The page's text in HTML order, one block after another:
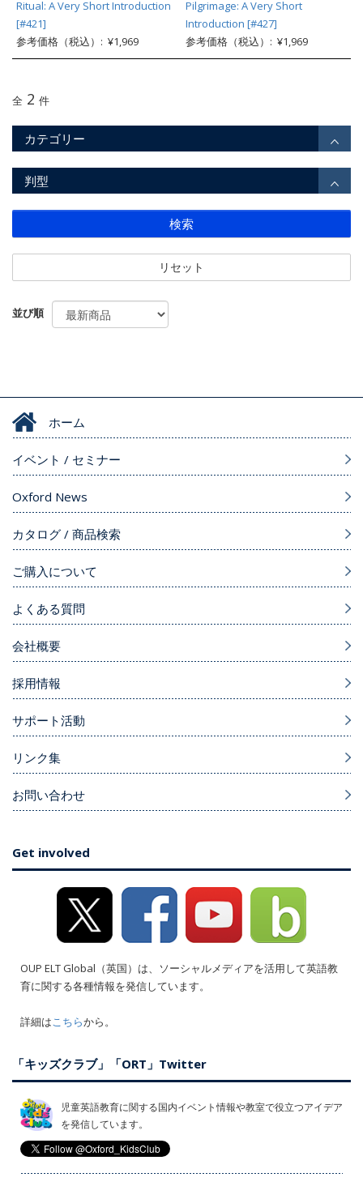
Ritual: A Very Short Introduction
[#421]
参考価格（税込）: ¥1,969
Pilgrimage: A Very Short
Introduction [#427]
参考価格（税込）: ¥1,969
全 2 件
カテゴリー
判型
検索
リセット
並び順
ホーム
イベント / セミナー
Oxford News
カタログ / 商品検索
ご購入について
よくある質問
会社概要
採用情報
サポート活動
リンク集
お問い合わせ
Get involved
OUP ELT Global（英国）は、ソーシャルメディアを活用して英語教
育に関する各種情報を発信しています。
詳細はこちらから。
「キッズクラブ」「ORT」Twitter
児童英語教育に関する国内イベント情報や教室で役立つアイデア
を発信しています。